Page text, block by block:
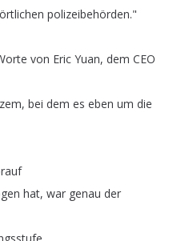
örtlichen polizeibehörden."
von Eric Yuan, dem CEO
, bei dem es eben um die
hat, war genau der